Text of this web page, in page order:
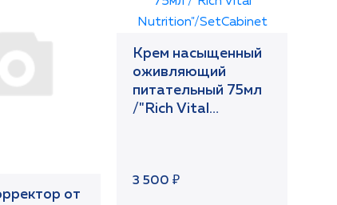
от
Крем насыщенный
оживляющий
питательный 75мл
/"Rich Vital
3 500 ₽